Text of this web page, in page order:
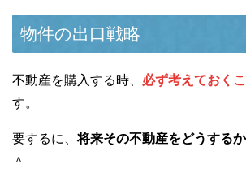
物件の出口戦略
不動産を購入する時、 必ず考えておく
す。
要するに、将来その不動産をどうするか
＾